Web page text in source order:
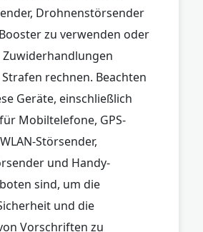
Drohnenstörsender
zu verwenden oder
Zuwiderhandlungen
rechnen. Beachten
Geräte, einschließlich
Mobiltelefone, GPS-
Störsender,
und Handy-
sind, um die
und die
Vorschriften zu